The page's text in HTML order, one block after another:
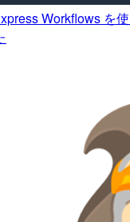
Workflows を